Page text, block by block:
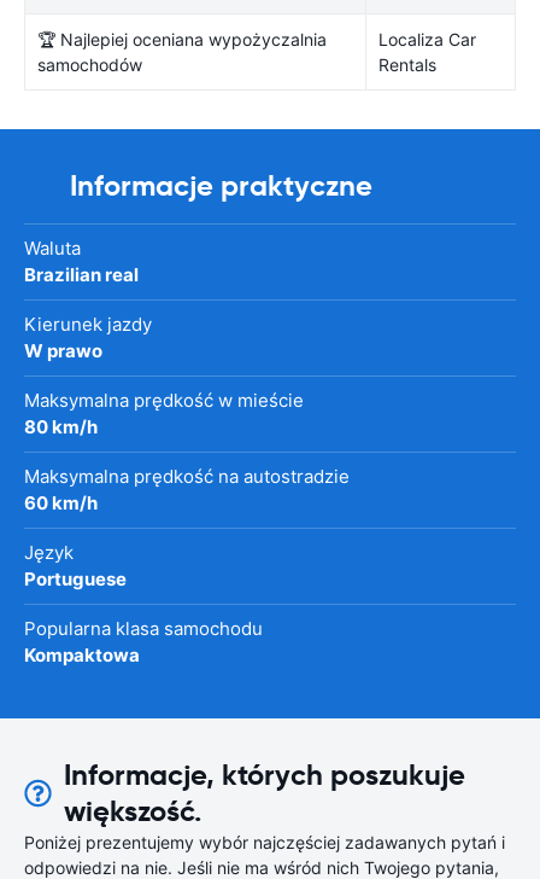
🏆 Najlepiej oceniana wypożyczalnia
samochodów
Localiza Car
Rentals
Informacje praktyczne
Waluta
Brazilian real
Kierunek jazdy
W prawo
Maksymalna prędkość w mieście
80 km/h
Maksymalna prędkość na autostradzie
60 km/h
Język
Portuguese
Popularna klasa samochodu
Kompaktowa
Informacje, których poszukuje
większość.
Poniżej prezentujemy wybór najczęściej zadawanych pytań i
odpowiedzi na nie. Jeśli nie ma wśród nich Twojego pytania,